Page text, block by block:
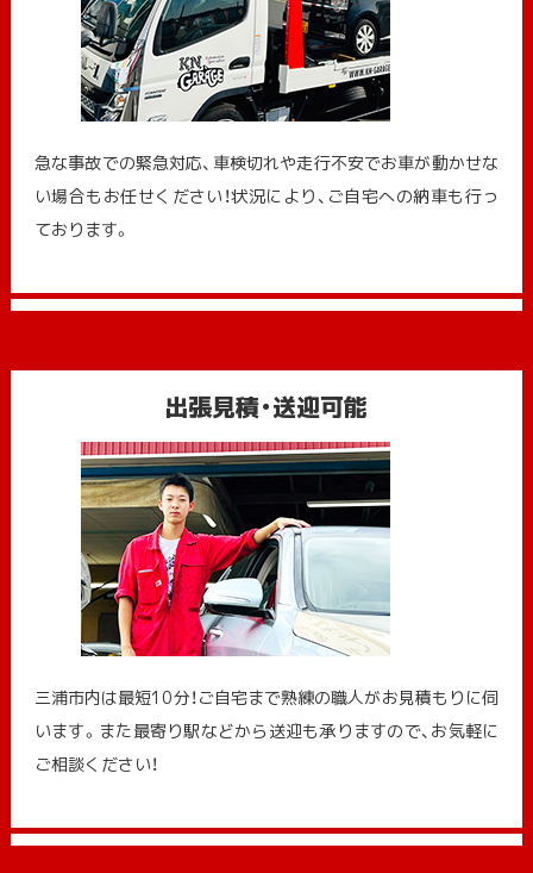
急な事故での緊急対応、車検切れや走行不安でお車が動かせな
い場合もお任せください！状況により、ご自宅への納⾞も⾏っ
ております。
出張見積・送迎可能
三浦市内は最短10分！ご自宅まで熟練の職人がお見積もりに伺
います。また最寄り駅などから送迎も承りますので、お気軽に
ご相談ください！